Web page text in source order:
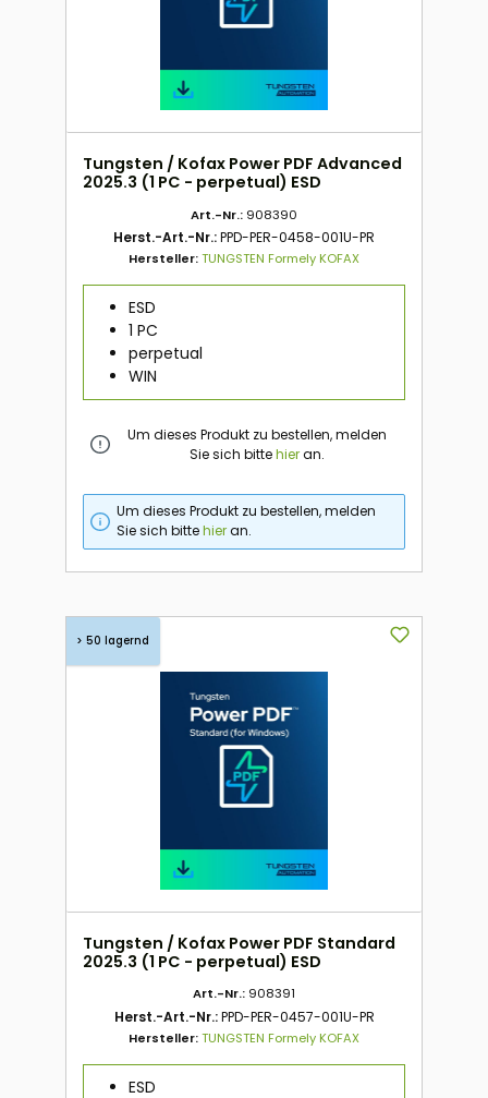
Tungsten / Kofax Power PDF Advanced
2025.3 (1 PC - perpetual) ESD
Art.-Nr.: 908390
Herst.-Art.-Nr.:PPD-PER-0458-001U-PR
Hersteller:TUNGSTEN Formely KOFAX
ESD
1 PC
perpetual
WIN
Um dieses Produkt zu bestellen, melden
Sie sich bittehieran.
Um dieses Produkt zu bestellen, melden
Sie sich bittehieran.
> 50 lagernd
Tungsten / Kofax Power PDF Standard
2025.3 (1 PC - perpetual) ESD
Art.-Nr.: 908391
Herst.-Art.-Nr.:PPD-PER-0457-001U-PR
Hersteller:TUNGSTEN Formely KOFAX
ESD